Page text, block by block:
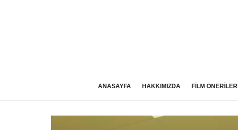
ANASAYFA HAKKIMIZDA FİLM ÖNERİLERİ